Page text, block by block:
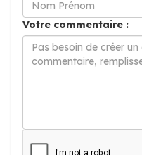
Votre commentaire :